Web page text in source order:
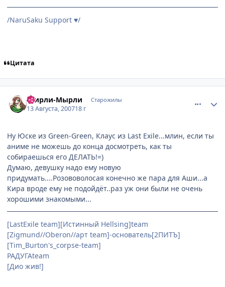
/NaruSaku Support ♥/
Цитата
Ширли-Мырли Старожилы
13 Августа, 200718 г
Ну Юске из Green-Green, Клаус из Last Exile...млин, если ты
аниме не можешь до конца досмотреть, как ты
собираешься его ДЕЛАТЬ!=)
Думаю, девушку надо ему новую
придумать....Розововолосая конечно же пара для Аши...а
Кира вроде ему не подойдёт..раз уж они были не очень
хорошими знакомыми...
[LastExile team][Истинный Hellsing]team
[Zigmund//Oberon//арт team]-основатель[2ПИТЪ]
[Tim_Burton's_corpse-team]
РАДУГАteam
[Дио жив!]